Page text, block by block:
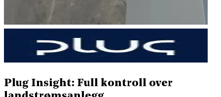
Plug Insight: Full kontroll over